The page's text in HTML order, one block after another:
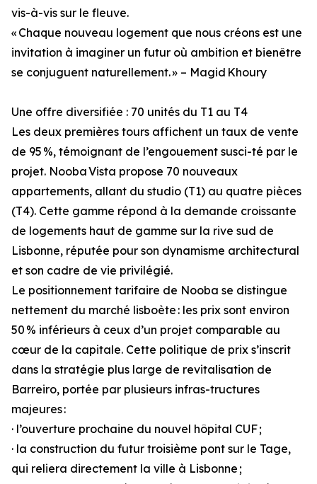
vis-à-vis sur le fleuve.
« Chaque nouveau logement que nous créons est une
invitation à imaginer un futur où ambition et bienêtre
se conjuguent naturellement. » – Magid Khoury
Une offre diversifiée : 70 unités du T1 au T4
Les deux premières tours affichent un taux de vente
de 95 %, témoignant de l’engouement susci-té par le
projet. Nooba Vista propose 70 nouveaux
appartements, allant du studio (T1) au quatre pièces
(T4). Cette gamme répond à la demande croissante
de logements haut de gamme sur la rive sud de
Lisbonne, réputée pour son dynamisme architectural
et son cadre de vie privilégié.
Le positionnement tarifaire de Nooba se distingue
nettement du marché lisboète : les prix sont environ
50 % inférieurs à ceux d’un projet comparable au
cœur de la capitale. Cette politique de prix s’inscrit
dans la stratégie plus large de revitalisation de
Barreiro, portée par plusieurs infras-tructures
majeures :
· l’ouverture prochaine du nouvel hôpital CUF ;
· la construction du futur troisième pont sur le Tage,
qui reliera directement la ville à Lisbonne ;